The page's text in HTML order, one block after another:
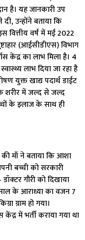
है। यह जानकारी उप
उन्होंने बताया कि
वर्ष में म‌ई 2022
(आईसीडीएस) विभाग
केंद्र का लाभ मिला है। 4
लाभ दिया जा रहा है
युक्त खाद्य पदार्थ डाईट
शरीर में जल्द से जल्द
के इलाज के साथ ही
माँ ने बताया कि आशा
बच्ची को सरकारी
गौरी को दिखाया
के आराध्या का वजन 7
ग्राम हो गया।
में भर्ती कराया गया था